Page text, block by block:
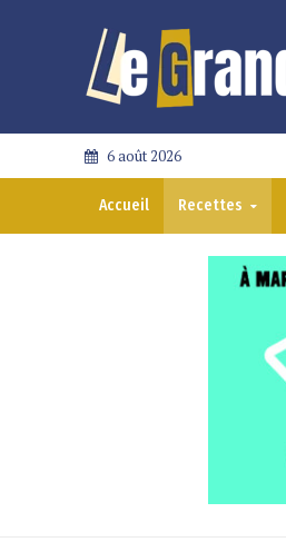
6 août 2026
Accueil Recettes